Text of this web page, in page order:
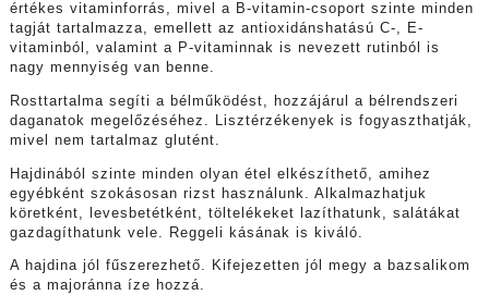
értékes vitaminforrás, mivel a B-vitamin-csoport szinte minden
tagját tartalmazza, emellett az antioxidánshatású C-, E-
vitaminból, valamint a P-vitaminnak is nevezett rutinból is
nagy mennyiség van benne.
Rosttartalma segíti a bélműködést, hozzájárul a bélrendszeri
daganatok megelőzéséhez. Lisztérzékenyek is fogyaszthatják,
mivel nem tartalmaz glutént.
Hajdinából szinte minden olyan étel elkészíthető, amihez
egyébként szokásosan rizst használunk. Alkalmazhatjuk
köretként, levesbetétként, töltelékeket lazíthatunk, salátákat
gazdagíthatunk vele. Reggeli kásának is kiváló.
A hajdina jól fűszerezhető. Kifejezetten jól megy a bazsalikom
és a majoránna íze hozzá.